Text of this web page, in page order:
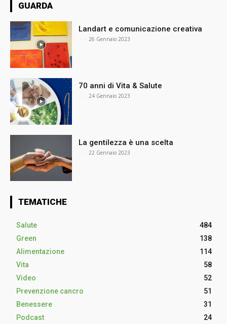
GUARDA
Landart e comunicazione creativa
- 26 Gennaio 2023
70 anni di Vita & Salute
- 24 Gennaio 2023
La gentilezza è una scelta
- 22 Gennaio 2023
TEMATICHE
Salute
484
Green
138
Alimentazione
114
Vita
58
Video
52
Prevenzione cancro
51
Benessere
31
Podcast
24